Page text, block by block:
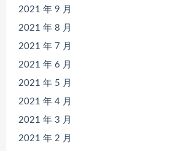
2021 年 9 月
2021 年 8 月
2021 年 7 月
2021 年 6 月
2021 年 5 月
2021 年 4 月
2021 年 3 月
2021 年 2 月